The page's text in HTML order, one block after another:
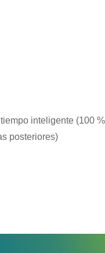
inteligente (100
posteriores)